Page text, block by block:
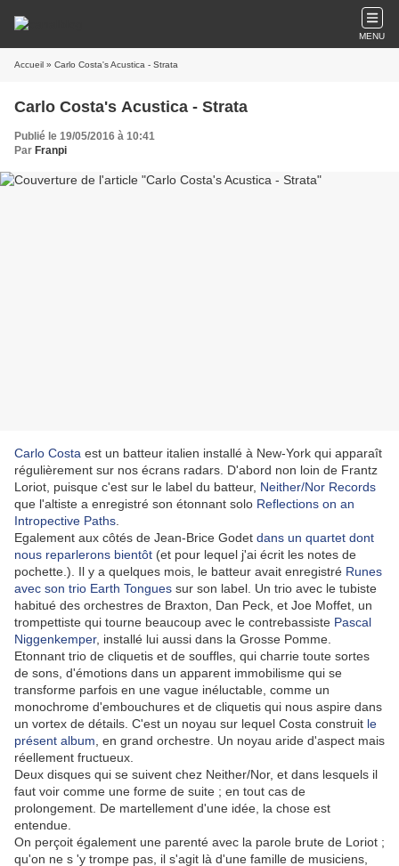
MENU
Accueil » Carlo Costa's Acustica - Strata
Carlo Costa's Acustica - Strata
Publié le 19/05/2016 à 10:41
Par Franpi
Carlo Costa est un batteur italien installé à New-York qui apparaît
régulièrement sur nos écrans radars. D'abord non loin de Frantz
Loriot, puisque c'est sur le label du batteur, Neither/Nor Records
que l'altiste a enregistré son étonnant solo Reflections on an
Intropective Paths
Egalement aux côtés de Jean-Brice Godet dans un quartet dont
nous reparlerons bientôt (et pour lequel j'ai écrit les notes de
pochette.). Il y a quelques mois, le batteur avait enregistré Runes
avec son trio Earth Tongues sur son label. Un trio avec le tubiste
habitué des orchestres de Braxton, Dan Peck, et Joe Moffet, un
trompettiste qui tourne beaucoup avec le contrebassiste Pascal
Niggenkemper, installé lui aussi dans la Grosse Pomme.
Etonnant trio de cliquetis et de souffles, qui charrie toute sortes
de sons, d'émotions dans un apparent immobilisme qui se
transforme parfois en une vague inéluctable, comme un
monochrome d'embouchures et de cliquetis qui nous aspire dans
un vortex de détails. C'est un noyau sur lequel Costa construit le
présent album , en grand orchestre. Un noyau aride d'aspect mais
réellement fructueux.
Deux disques qui se suivent chez Neither/Nor, et dans lesquels il
faut voir comme une forme de suite ; en tout cas de
prolongement. De martellement d'une idée, la chose est
entendue.
On perçoit également une parenté avec la parole brute de Loriot ;
qu'on ne s 'y trompe pas, il s'agit là d'une famille de musiciens,